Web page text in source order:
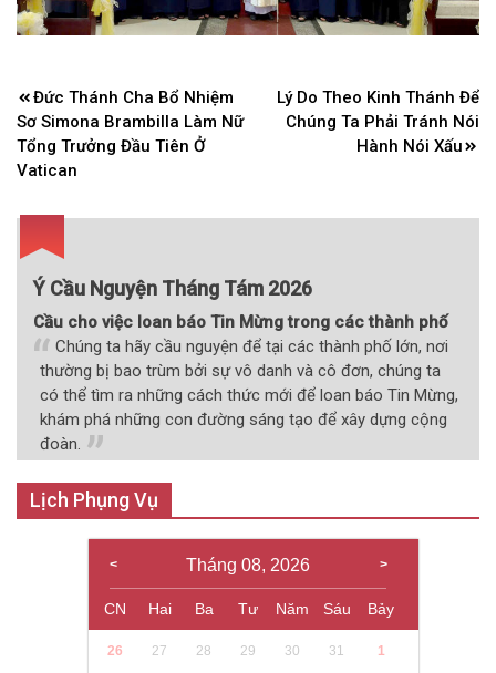
Điều
hướng
bài
viết
Đức Thánh Cha Bổ Nhiệm
Sơ Simona Brambilla Làm Nữ
Tổng Trưởng Đầu Tiên Ở
Vatican
Lý Do Theo Kinh Thánh Để
Chúng Ta Phải Tránh Nói
Hành Nói Xấu
Ý Cầu Nguyện Tháng Tám 2026
Cầu cho việc loan báo Tin Mừng trong các thành phố
Chúng ta hãy cầu nguyện để tại các thành phố lớn, nơi
thường bị bao trùm bởi sự vô danh và cô đơn, chúng ta
có thể tìm ra những cách thức mới để loan báo Tin Mừng,
khám phá những con đường sáng tạo để xây dựng cộng
đoàn.
Lịch Phụng Vụ
Tháng 08, 2026
CN Hai Ba Tư Năm Sáu Bảy
26 27 28 29 30 31 1